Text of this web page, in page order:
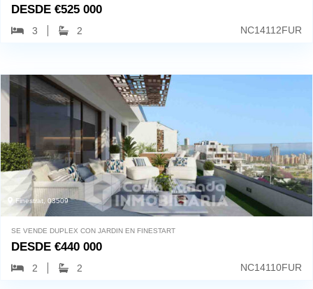
DESDE €525 000
3 2 NC14112FUR
Finestrat, 03509
SE VENDE DUPLEX CON JARDIN EN FINESTART
DESDE €440 000
2 2 NC14110FUR